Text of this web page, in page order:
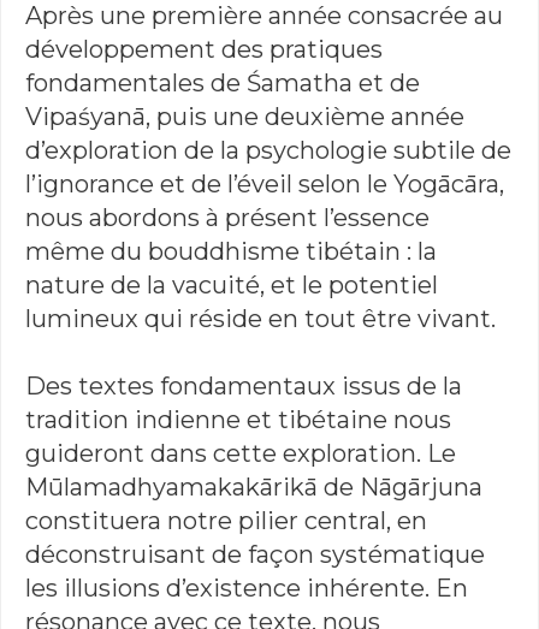
Après une première année consacrée au
développement des pratiques
fondamentales de Śamatha et de
Vipaśyanā, puis une deuxième année
d’exploration de la psychologie subtile de
l’ignorance et de l’éveil selon le Yogācāra,
nous abordons à présent l’essence
même du bouddhisme tibétain : la
nature de la vacuité, et le potentiel
lumineux qui réside en tout être vivant.
Des textes fondamentaux issus de la
tradition indienne et tibétaine nous
guideront dans cette exploration. Le
Mūlamadhyamakakārikā de Nāgārjuna
constituera notre pilier central, en
déconstruisant de façon systématique
les illusions d’existence inhérente. En
résonance avec ce texte, nous